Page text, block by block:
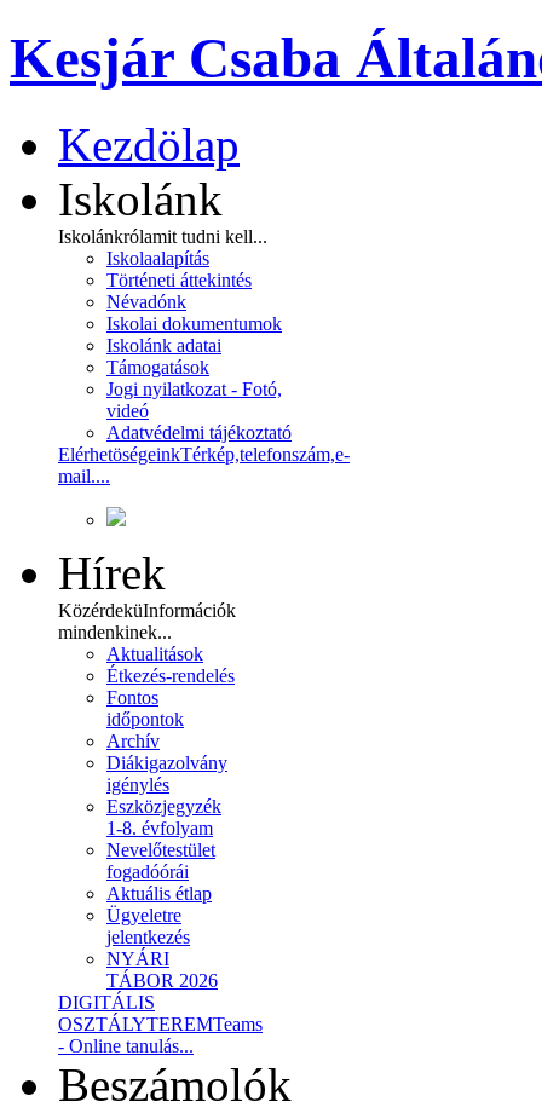
Kesjár Csaba
Kezdölap
Iskolánk
Iskolánkrólamit tudni kell...
Iskolaalapítás
Történeti áttekintés
Névadónk
Iskolai dokumentumok
Iskolánk adatai
Támogatások
Jogi nyilatkozat - Fotó,
videó
Adatvédelmi tájékoztató
ElérhetöségeinkTérkép,telefonszám,e-
mail....
Hírek
KözérdeküInformációk
mindenkinek...
Aktualitások
Étkezés-rendelés
Fontos
időpontok
Archív
Diákigazolvány
igénylés
Eszközjegyzék
1-8. évfolyam
Nevelőtestület
fogadóórái
Aktuális étlap
Ügyeletre
jelentkezés
NYÁRI
TÁBOR 2026
DIGITÁLIS
OSZTÁLYTEREMTeams
- Online tanulás...
Beszámolók